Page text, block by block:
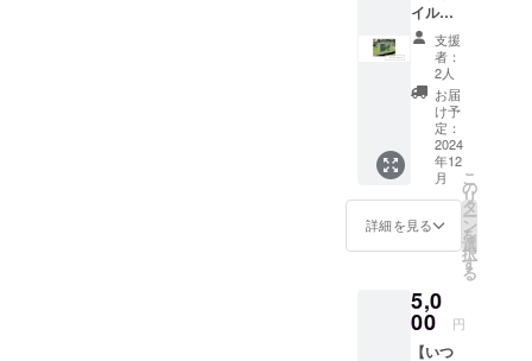
観覧券
です。
※支援者
様の交
通費や
滞在
費：支
援者様
の交通
費や滞
在費は
各自で
イルプ
ラン】
・オリ
ジナル
クリア
ファイ
ル（A5
サイ
ズ） ・
ライト
アップ
観覧券
（2024
年12月1
2025年
1月31日
期日
分）
支援
者：
2人
お届
け予
定：
2024
年12
月
詳細を見る
こ
の
リ
タ
ー
ン
を
選
択
す
る
5,0
00 円
【いつ